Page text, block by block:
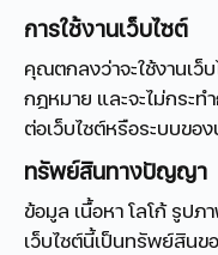
การใช้งานเว็บไซต์
คุณตกลงว่าจะใช้งานเว็
กฎหมาย และจะไม่กระท
ต่อเว็บไซต์หรือระบบขอ
ทรัพย์สินทางปัญญา
ข้อมูล เนื้อหา โลโก้ รูป
เว็บไซต์นี้เป็นทรัพย์สินข